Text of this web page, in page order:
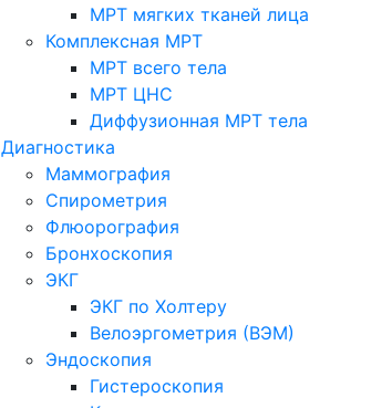
МРТ мягких тканей лица
Комплексная МРТ
МРТ всего тела
МРТ ЦНС
Диффузионная МРТ тела
Диагностика
Маммография
Спирометрия
Флюорография
Бронхоскопия
ЭКГ
ЭКГ по Холтеру
Велоэргометрия (ВЭМ)
Эндоскопия
Гистероскопия